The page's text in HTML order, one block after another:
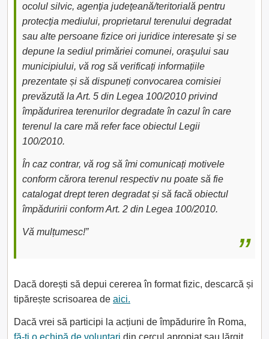
ocolul silvic, agenţia judeţeană/teritorială pentru
protecţia mediului, proprietarul terenului degradat
sau alte persoane fizice ori juridice interesate şi se
depune la sediul primăriei comunei, oraşului sau
municipiului, vă rog să verificați informațiile
prezentate și să dispuneți convocarea comisiei
prevăzută la Art. 5 din Legea 100/2010 privind
împădurirea terenurilor degradate în cazul în care
terenul la care mă refer face obiectul Legii
100/2010.
În caz contrar, vă rog să îmi comunicați motivele
conform cărora terenul respectiv nu poate să fie
catalogat drept teren degradat și să facă obiectul
împăduririi conform Art. 2 din Legea 100/2010.
Vă mulțumesc!”
Dacă dorești să depui cererea în format fizic, descarcă și
tipărește scrisoarea de aici.
Dacă vrei să participi la acțiuni de împădurire în Roma,
fă-ți o echipă de voluntari din cercul apropiat sau lărgit